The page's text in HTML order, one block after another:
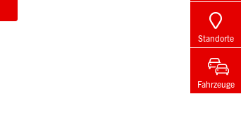
Standorte
Fahrzeuge